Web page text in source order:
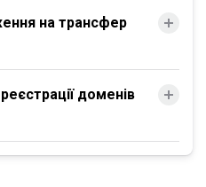
на трансфер
доменів